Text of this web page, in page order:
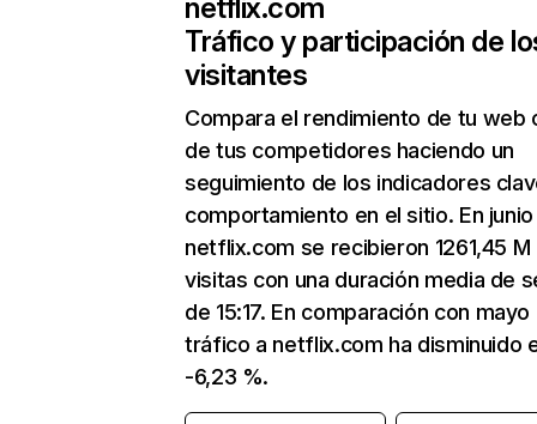
netflix.com
Tráfico y participación de
visitantes
Compara el rendimiento de tu web
de tus competidores haciendo un
seguimiento de los indicadores
comportamiento en el sitio. En junio
netflix.com se recibieron 1261,45 M
visitas con una duración media de
de 15:17. En comparación con mayo
tráfico a netflix.com ha disminuido
-6,23 %.